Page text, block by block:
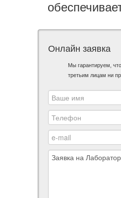
Онлайн заявка
Мы гарантируем,
третьим лицам ни